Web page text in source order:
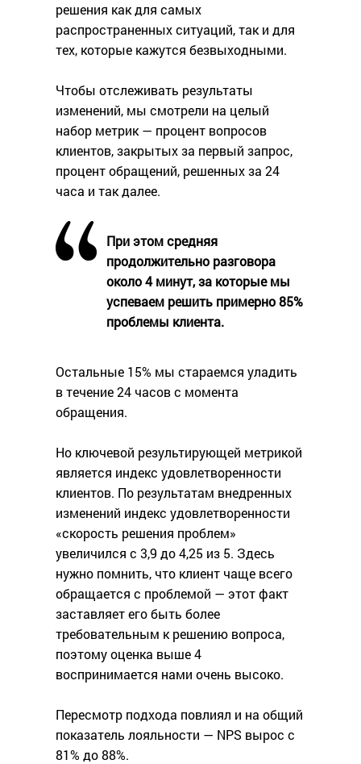
решения как для самых
распространенных ситуаций, так и для
тех, которые кажутся безвыходными.
Чтобы отслеживать результаты
изменений, мы смотрели на целый
набор метрик — процент вопросов
клиентов, закрытых за первый запрос,
процент обращений, решенных за 24
часа и так далее.
При этом средняя
продолжительно разговора
около 4 минут, за которые мы
успеваем решить примерно 85%
проблемы клиента.
Остальные 15% мы стараемся уладить
в течение 24 часов с момента
обращения.
Но ключевой результирующей метрикой
является индекс удовлетворенности
клиентов. По результатам внедренных
изменений индекс удовлетворенности
«скорость решения проблем»
увеличился с 3,9 до 4,25 из 5. Здесь
нужно помнить, что клиент чаще всего
обращается с проблемой — этот факт
заставляет его быть более
требовательным к решению вопроса,
поэтому оценка выше 4
воспринимается нами очень высоко.
Пересмотр подхода повлиял и на общий
показатель лояльности — NPS вырос с
81% до 88%.